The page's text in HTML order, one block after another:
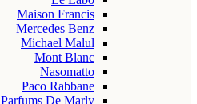
Maison Francis
Mercedes Benz
Michael Malul
Mont Blanc
Nasomatto
Paco Rabbane
Parfums De Marly